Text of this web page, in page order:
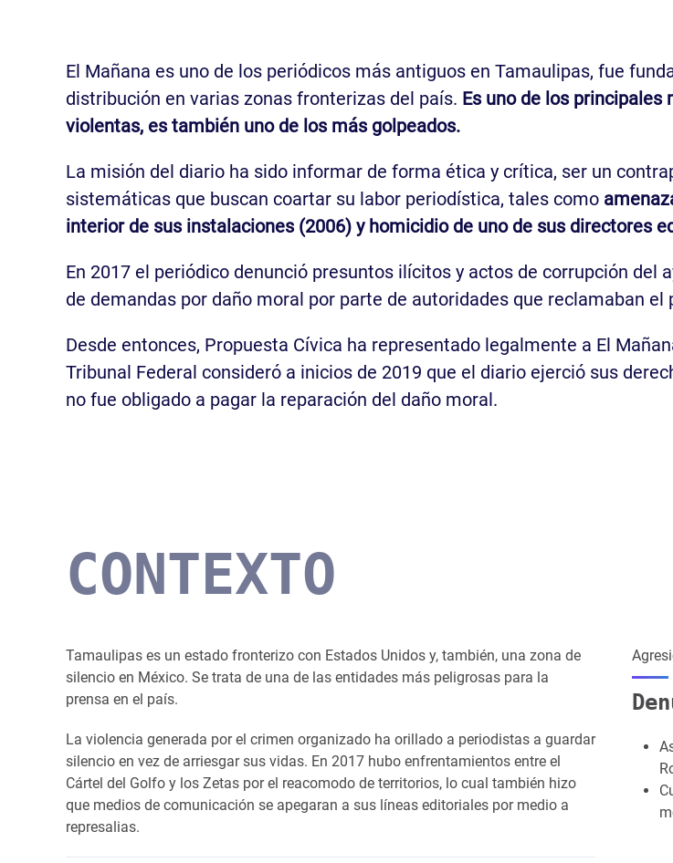
El Mañana es uno de los periódicos más antiguos en Tamaulipas, fue
distribución en varias zonas fronterizas del país. Es uno de los principales
violentas, es también uno de los más golpeados.
La misión del diario ha sido informar de forma ética y crítica, ser un
sistemáticas que buscan coartar su labor periodística, tales como
interior de sus instalaciones (2006) y homicidio de uno de sus directores
En 2017 el periódico denunció presuntos ilícitos y actos de corrupción
de demandas por daño moral por parte de autoridades que reclamaban
Desde entonces, Propuesta Cívica ha representado legalmente a El
Tribunal Federal consideró a inicios de 2019 que el diario ejerció sus
no fue obligado a pagar la reparación del daño moral.
CONTEXTO
Tamaulipas es un estado fronterizo con Estados Unidos y, también, una zona de
silencio en México. Se trata de una de las entidades más peligrosas para la
prensa en el país.
La violencia generada por el crimen organizado ha orillado a periodistas a guardar
silencio en vez de arriesgar sus vidas. En 2017 hubo enfrentamientos entre el
Cártel del Golfo y los Zetas por el reacomodo de territorios, lo cual también hizo
que medios de comunicación se apegaran a sus líneas editoriales por medio a
represalias.